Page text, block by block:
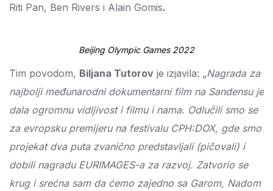
Riti Pan, Ben Rivers i Alain Gomis.
Beijing Olympic Games 2022
Tim povodom, Biljana Tutorov je izjavila: „Nagrada za
najbolji međunarodni dokumentarni film na Sandensu je
dala ogromnu vidljivost i filmu i nama. Odlučili smo se
za evropsku premijeru na festivalu CPH:DOX, gde smo
projekat dva puta zvanično predstavljali (pičovali) i
dobili nagradu EURIMAGES-a za razvoj. Zatvorio se
krug i srećna sam da ćemo zajedno sa Garom, Nadom